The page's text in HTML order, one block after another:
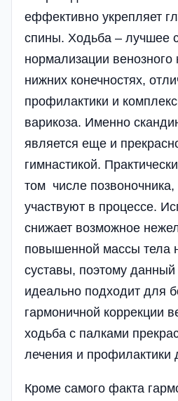
еффективно укрепляет
спины. Ходьба – лучшее
нормализации венозного
нижних конечностях,
профилактики и
вари­коза. Именно
является еще и
гимнастикой.
том числе
участвуют в процессе.
снижает возможное
повышенной массы тела
суставы, поэтому
идеально подходит для
гармо­ничной коррекции
ходьба с палками
лечения и профилактики
Кроме самого факта